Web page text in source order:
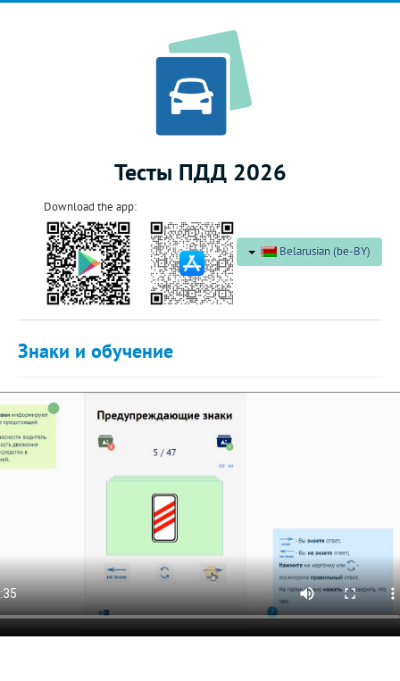
Тесты ПДД 2026
Download the app:
Belarusian (be-BY)
Знаки и обучение